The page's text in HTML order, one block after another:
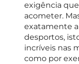
exigência
acometer.
exatamente
desportos,
incríveis nas
como por